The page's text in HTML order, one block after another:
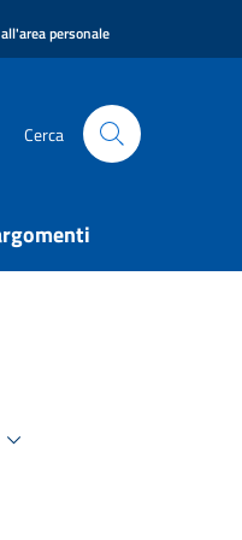
personale
Cerca